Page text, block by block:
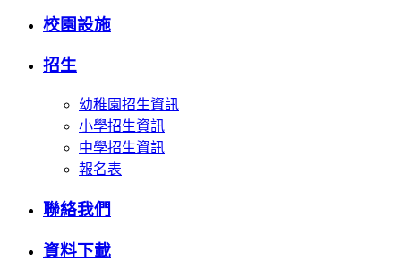
校園設施
招生
幼稚園招生資訊
小學招生資訊
中學招生資訊
報名表
聯絡我們
資料下載